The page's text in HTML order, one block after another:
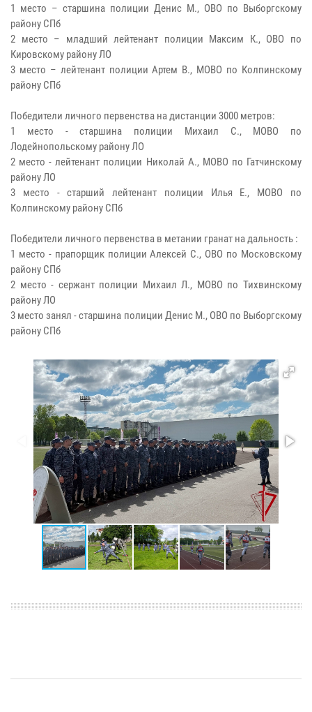
1 место – старшина полиции Денис М., ОВО по Выборгскому
району СПб
2 место – младший лейтенант полиции Максим К., ОВО по
Кировскому району ЛО
3 место – лейтенант полиции Артем В., МОВО по Колпинскому
району СПб
Победители личного первенства на дистанции 3000 метров:
1 место - старшина полиции Михаил С., МОВО по
Лодейнопольскому району ЛО
2 место - лейтенант полиции Николай А., МОВО по Гатчинскому
району ЛО
3 место - старший лейтенант полиции Илья Е., МОВО по
Колпинскому району СПб
Победители личного первенства в метании гранат на дальность :
1 место - прапорщик полиции Алексей С., ОВО по Московскому
району СПб
2 место - сержант полиции Михаил Л., МОВО по Тихвинскому
району ЛО
3 место занял - старшина полиции Денис М., ОВО по Выборгскому
району СПб